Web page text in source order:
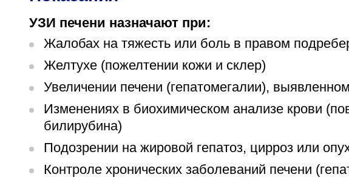
УЗИ печени назначают при:
Жалобах на тяжесть или боль в правом
Желтухе (пожелтении кожи и склер)
Увеличении печени (гепатомегалии),
Изменениях в биохимическом анализе крови
билирубина)
Подозрении на жировой гепатоз, цирроз или
Контроле хронических заболеваний печени